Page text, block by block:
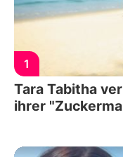
1
Tara Tabitha
ihrer